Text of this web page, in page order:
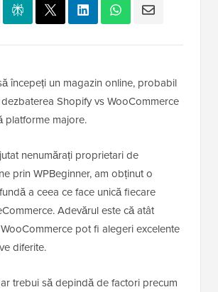
începeți un magazin online, probabil
Shopify vs WooCommerce
platforme majore.
nenumărați proprietari de
prin WPBeginner, am obținut o
a ceea ce face unică fiecare
Adevărul este că atât
pot fi alegeri excelente
diferite.
trebui să depindă de factori precum